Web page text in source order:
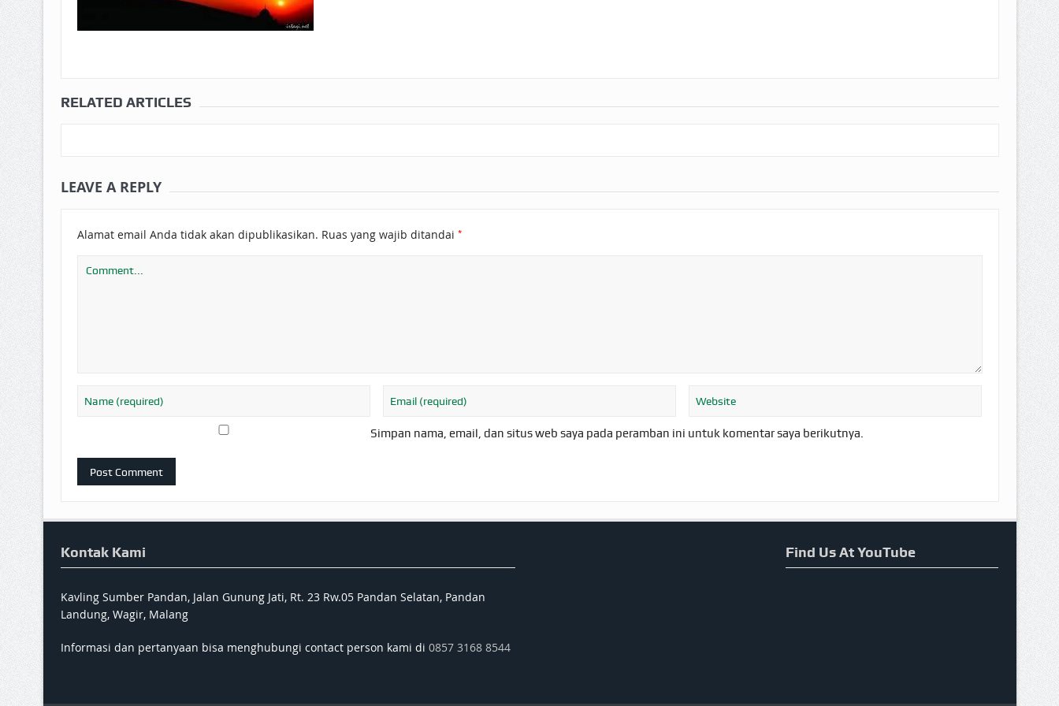
RELATED ARTICLES
LEAVE A REPLY
Alamat email Anda tidak akan dipublikasikan. Ruas yang wajib ditandai *
Simpan nama, email, dan situs web saya pada peramban ini untuk komentar saya berikutnya.
Kontak Kami
Kavling Sumber Pandan, Jalan Gunung Jati, Rt. 23 Rw.05 Pandan Selatan, Pandan
Landung, Wagir, Malang
Informasi dan pertanyaan bisa menghubungi contact person kami di 0857 3168 8544
Find Us At YouTube